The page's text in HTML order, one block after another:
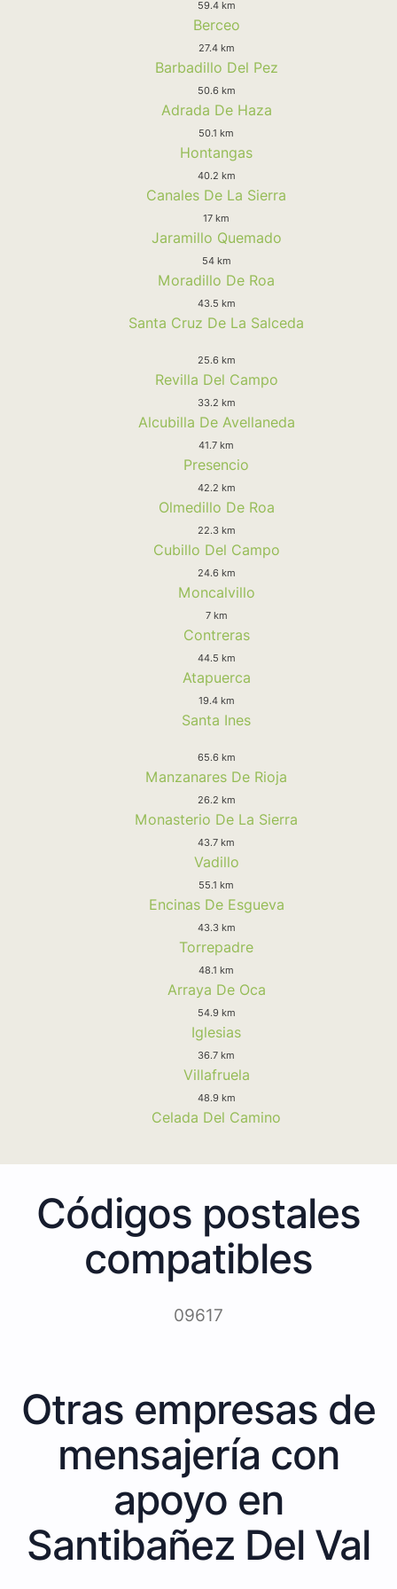
59.4 km
Berceo
27.4 km
Barbadillo Del Pez
50.6 km
Adrada De Haza
50.1 km
Hontangas
40.2 km
Canales De La Sierra
17 km
Jaramillo Quemado
54 km
Moradillo De Roa
43.5 km
Santa Cruz De La Salceda
25.6 km
Revilla Del Campo
33.2 km
Alcubilla De Avellaneda
41.7 km
Presencio
42.2 km
Olmedillo De Roa
22.3 km
Cubillo Del Campo
24.6 km
Moncalvillo
7 km
Contreras
44.5 km
Atapuerca
19.4 km
Santa Ines
65.6 km
Manzanares De Rioja
26.2 km
Monasterio De La Sierra
43.7 km
Vadillo
55.1 km
Encinas De Esgueva
43.3 km
Torrepadre
48.1 km
Arraya De Oca
54.9 km
Iglesias
36.7 km
Villafruela
48.9 km
Celada Del Camino
Códigos postales
compatibles
09617
Otras empresas de
mensajería con
apoyo en
Santibañez Del Val